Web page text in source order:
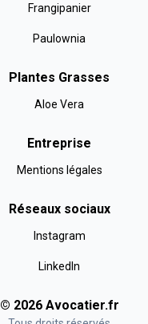
Frangipanier
Paulownia
Plantes Grasses
Aloe Vera
Entreprise
Mentions légales
Réseaux sociaux
Instagram
LinkedIn
© 2026 Avocatier.fr